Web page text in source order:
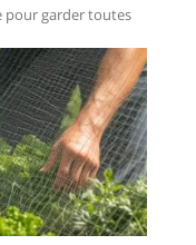
pour garder toutes